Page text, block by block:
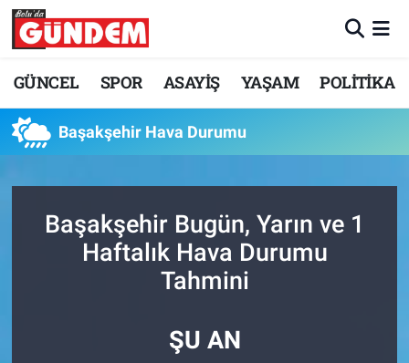
GÜNCEL SPOR ASAYİŞ YAŞAM POLİTİKA
Başakşehir Hava Durumu
Başakşehir Bugün, Yarın ve 1
Haftalık Hava Durumu
Tahmini
ŞU AN
Merkez Nöbetçi Eczaneler
Süper Lig Puan Durumu ve Fikstür
Tüm Manşetler